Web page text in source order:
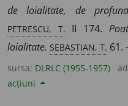
de loialitate, de
PETRESCU, T. II 174.
loialitate. SEBASTIAN, T. 61.
sursa: DLRLC (1955-1957)
acțiuni